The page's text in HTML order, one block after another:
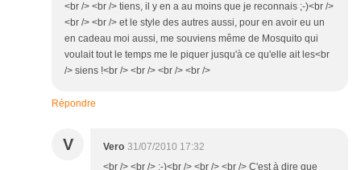
<br /> <br /> tiens, il y en a au moins que je reconnais ;-)<br />
<br /> <br /> et le style des autres aussi, pour en avoir eu un
en cadeau moi aussi, me souviens même de Mosquito qui
voulait tout le temps me le piquer jusqu'à ce qu'elle ait les<br
/> siens !<br /> <br /> <br /> <br />
Répondre
V Vero 31/07/2010 17:32
<br /> <br /> ;-)<br /> <br /> <br /> C'est à dire que